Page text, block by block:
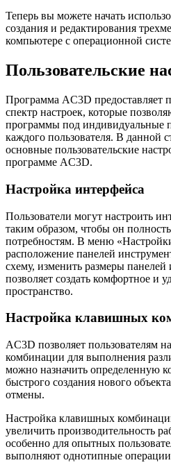
Теперь вы можете начать
создания и редактирования
компьютере с операционной
Пользовательские
Программа AC3D предоставляет
спектр настроек, которые
программы под индивидуальные
каждого пользователя. В данной
основные пользовательские
программе AC3D.
Настройка интерфейса
Пользователи могут настроить
таким образом, чтобы он
потребностям. В меню
расположение панелей
схему, изменить размеры
позволяет создать комфортное и
пространство.
Настройка клавишных
AC3D позволяет пользователям
комбинации для выполнения
можно назначить определенную
быстрого создания нового
отмены.
Настройка клавишных
увеличить производительность
особенно для опытных
выполняют однотипные